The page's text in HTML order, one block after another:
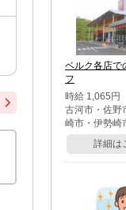
ベルク各店で
フ
時給 1,065円
古河市・佐野
崎市・伊勢崎
林市・藤岡市
たま市北区・
市・行田市・
市・鶴ケ島市
区・市川市・
詳細は